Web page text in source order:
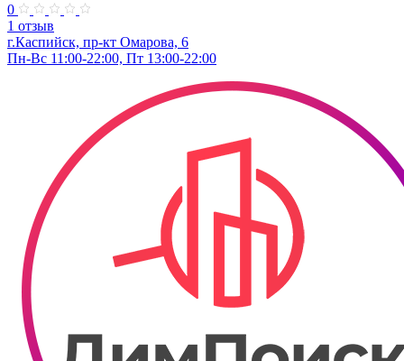
0
1 отзыв
г.Каспийск, пр-кт Омарова, 6
Пн-Вс 11:00-22:00, Пт 13:00-22:00